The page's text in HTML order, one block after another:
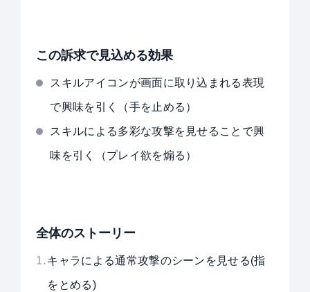
この訴求で見込める効果
スキルアイコンが画面に取り込まれる表現
で興味を引く（手を止める）
スキルによる多彩な攻撃を見せることで興
味を引く（プレイ欲を煽る）
全体のストーリー
キャラによる通常攻撃のシーンを見せる(指
をとめる)